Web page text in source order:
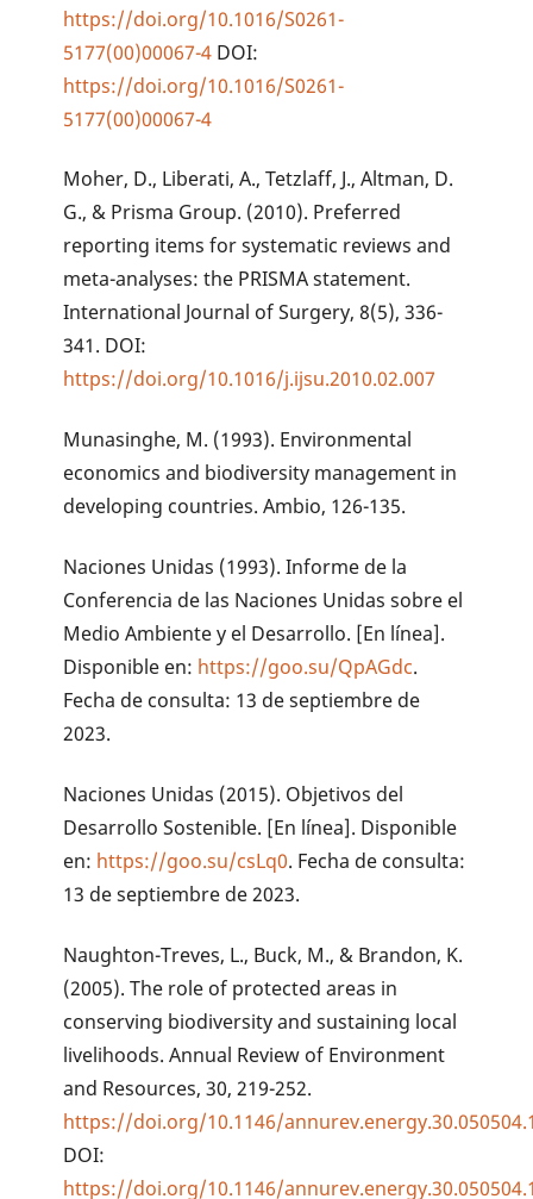
https://doi.org/10.1016/S0261-
5177(00)00067-4 DOI:
https://doi.org/10.1016/S0261-
5177(00)00067-4
Moher, D., Liberati, A., Tetzlaff, J., Altman, D.
G., & Prisma Group. (2010). Preferred
reporting items for systematic reviews and
meta-analyses: the PRISMA statement.
International Journal of Surgery, 8(5), 336-
341. DOI:
https://doi.org/10.1016/j.ijsu.2010.02.007
Munasinghe, M. (1993). Environmental
economics and biodiversity management in
developing countries. Ambio, 126-135.
Naciones Unidas (1993). Informe de la
Conferencia de las Naciones Unidas sobre el
Medio Ambiente y el Desarrollo. [En línea].
Disponible en: https://goo.su/QpAGdc.
Fecha de consulta: 13 de septiembre de
2023.
Naciones Unidas (2015). Objetivos del
Desarrollo Sostenible. [En línea]. Disponible
en: https://goo.su/csLq0. Fecha de consulta:
13 de septiembre de 2023.
Naughton-Treves, L., Buck, M., & Brandon, K.
(2005). The role of protected areas in
conserving biodiversity and sustaining local
livelihoods. Annual Review of Environment
and Resources, 30, 219-252.
https://doi.org/10.1146/
DOI:
https://doi.org/10.1146/